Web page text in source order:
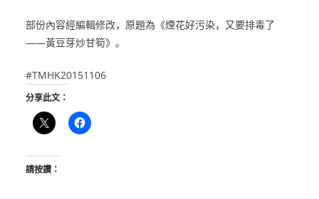
部份內容經編輯修改，原題為《煙花好污染，又要排毒了
——黃豆芽炒甘筍》。
#TMHK20151106
分享此文：
請按讚：